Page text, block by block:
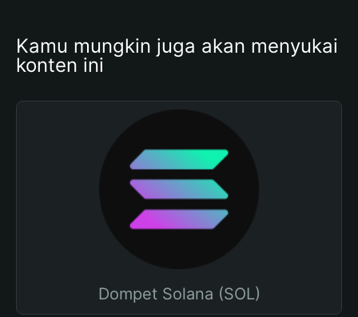
Kamu mungkin juga akan menyukai
konten ini
Dompet Solana (SOL)